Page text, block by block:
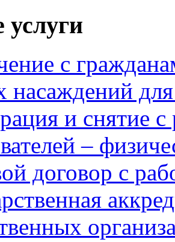
с
насаждений
и снятие
–
договор с